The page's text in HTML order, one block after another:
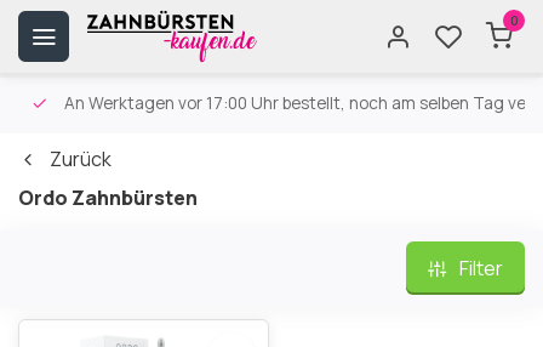
0
An Werktagen vor 17:00 Uhr bestellt, noch am selben Tag
Zurück
Ordo Zahnbürsten
Filter